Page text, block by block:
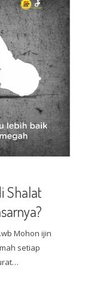
Shalat
Mohon ijin
setiap